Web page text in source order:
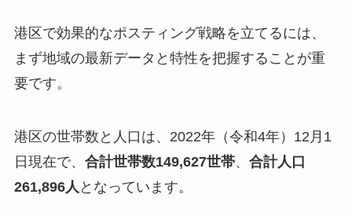
港区で効果的なポスティング戦略を立てるには、
まず地域の最新データと特性を把握することが重
要です。
港区の世帯数と人口は、2022年（令和4年）12月1
日現在で、 合計世帯数149,627世帯、 合計人口
261,896人 となっています。